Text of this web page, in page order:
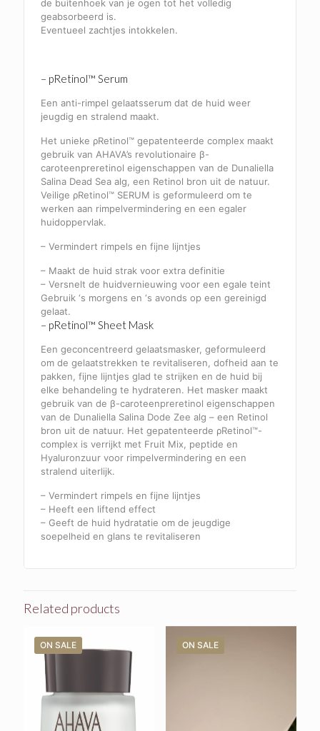
de buitenhoek van je ogen tot het volledig
geabsorbeerd is.
Eventueel zachtjes intokkelen.
– pRetinol™ Serum
Een anti-rimpel gelaatsserum dat de huid weer
jeugdig en stralend maakt.
Het unieke ρRetinol™ gepatenteerde complex maakt
gebruik van AHAVA’s revolutionaire β-
caroteenpreretinol eigenschappen van de Dunaliella
Salina Dead Sea alg, een Retinol bron uit de natuur.
Veilige ρRetinol™ SERUM is geformuleerd om te
werken aan rimpelvermindering en een egaler
huidoppervlak.
– Vermindert rimpels en fijne lijntjes
– Maakt de huid strak voor extra definitie
– Versnelt de huidvernieuwing voor een egale teint
Gebruik ‘s morgens en ‘s avonds op een gereinigd
gelaat.
– pRetinol™ Sheet Mask
Een geconcentreerd gelaatsmasker, geformuleerd
om de gelaatstrekken te revitaliseren, dofheid aan te
pakken, fijne lijntjes glad te strijken en de huid bij
elke behandeling te hydrateren. Het masker maakt
gebruik van de β-caroteenpreretinol eigenschappen
van de Dunaliella Salina Dode Zee alg – een Retinol
bron uit de natuur. Het gepatenteerde ρRetinol™-
complex is verrijkt met Fruit Mix, peptide en
Hyaluronzuur voor rimpelvermindering en een
stralend uiterlijk.
– Vermindert rimpels en fijne lijntjes
– Heeft een liftend effect
– Geeft de huid hydratatie om de jeugdige
soepelheid en glans te revitaliseren
Related products
ON SALE ON SALE